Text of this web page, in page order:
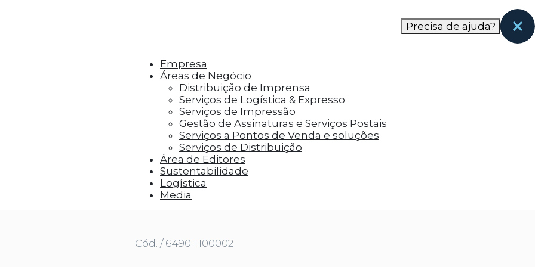
aos visitantes anúncios personalizados com base nas páginas que eles visitaram antes e analisar a
Precisa de ajuda?
Empresa
Áreas de Negócio
Distribuição de Imprensa
Serviços de Logística & Expresso
Serviços de Impressão
Gestão de Assinaturas e Serviços Postais
Serviços a Pontos de Venda e soluções
Serviços de Distribuição
Área de Editores
Sustentabilidade
Logística
Media
Cód. / 64901-100002